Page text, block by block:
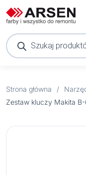
Wyszukiwarka
produktów
Strona główna /
Zestaw kluczy Makita